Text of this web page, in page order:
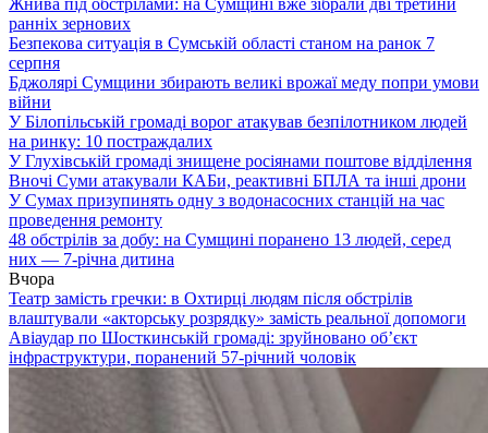
Жнива під обстрілами: на Сумщині вже зібрали дві третини
ранніх зернових
Безпекова ситуація в Сумській області станом на ранок 7
серпня
Бджолярі Сумщини збирають великі врожаї меду попри умови
війни
У Білопільській громаді ворог атакував безпілотником людей
на ринку: 10 постраждалих
У Глухівській громаді знищене росіянами поштове відділення
Вночі Суми атакували КАБи, реактивні БПЛА та інші дрони
У Сумах призупинять одну з водонасосних станцій на час
проведення ремонту
48 обстрілів за добу: на Сумщині поранено 13 людей, серед
них — 7-річна дитина
Вчора
Театр замість гречки: в Охтирці людям після обстрілів
влаштували «акторську розрядку» замість реальної допомоги
Авіаудар по Шосткинській громаді: зруйновано об’єкт
інфраструктури, поранений 57-річний чоловік